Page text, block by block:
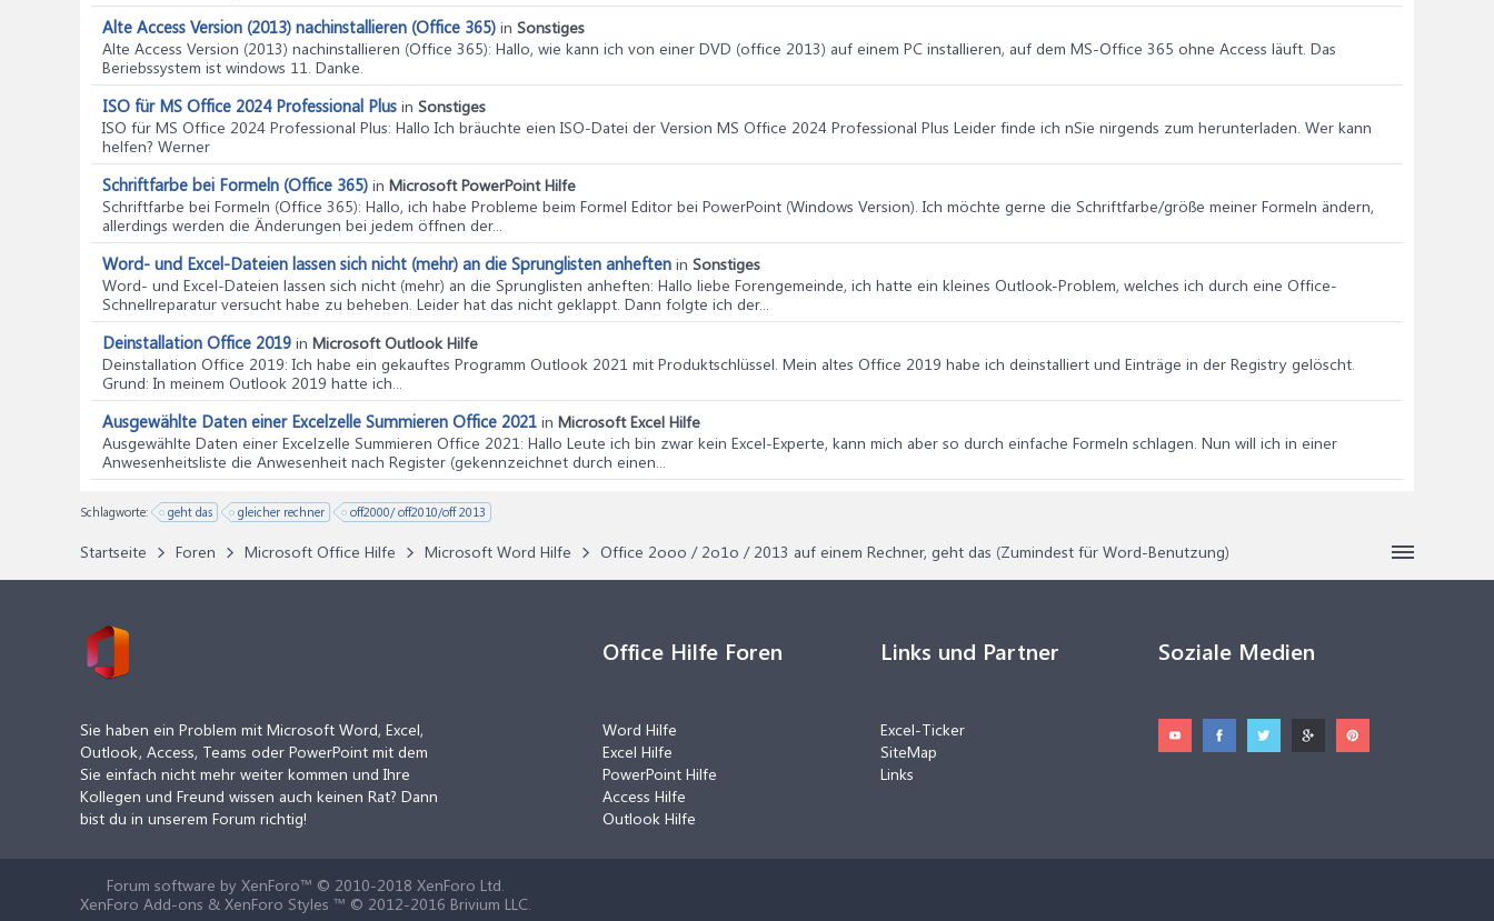
Alte Access Version (2013) nachinstallieren (Office 365) in Sonstiges
Alte Access Version (2013) nachinstallieren (Office 365): Hallo, wie kann ich von einer DVD (office 2013) auf einem PC installieren, auf dem MS-Office 365 ohne Access läuft. Das
Beriebssystem ist windows 11. Danke.
ISO für MS Office 2024 Professional Plus in Sonstiges
ISO für MS Office 2024 Professional Plus: Hallo Ich bräuchte eien ISO-Datei der Version MS Office 2024 Professional Plus Leider finde ich nSie nirgends zum herunterladen. Wer kann
helfen? Werner
Schriftfarbe bei Formeln (Office 365) in Microsoft PowerPoint Hilfe
Schriftfarbe bei Formeln (Office 365): Hallo, ich habe Probleme beim Formel Editor bei PowerPoint (Windows Version). Ich möchte gerne die Schriftfarbe/größe meiner Formeln ändern,
allerdings werden die Änderungen bei jedem öffnen der...
Word- und Excel-Dateien lassen sich nicht (mehr) an die Sprunglisten anheften in Sonstiges
Word- und Excel-Dateien lassen sich nicht (mehr) an die Sprunglisten anheften: Hallo liebe Forengemeinde, ich hatte ein kleines Outlook-Problem, welches ich durch eine Office-
Schnellreparatur versucht habe zu beheben. Leider hat das nicht geklappt. Dann folgte ich der...
Deinstallation Office 2019 in Microsoft Outlook Hilfe
Deinstallation Office 2019: Ich habe ein gekauftes Programm Outlook 2021 mit Produktschlüssel. Mein altes Office 2019 habe ich deinstalliert und Einträge in der Registry gelöscht.
Grund: In meinem Outlook 2019 hatte ich...
Ausgewählte Daten einer Excelzelle Summieren Office 2021 in Microsoft Excel Hilfe
Ausgewählte Daten einer Excelzelle Summieren Office 2021: Hallo Leute ich bin zwar kein Excel-Experte, kann mich aber so durch einfache Formeln schlagen. Nun will ich in einer
Anwesenheitsliste die Anwesenheit nach Register (gekennzeichnet durch einen...
Schlagworte: geht das gleicher rechner off2000/ off2010/off 2013
Startseite Foren Microsoft Office Hilfe Microsoft Word Hilfe Office 2ooo / 2o1o / 2013 auf einem Rechner, geht das (Zumindest für Word-Benutzung)
Sie haben ein Problem mit Microsoft Word, Excel,
Outlook, Access, Teams oder PowerPoint mit dem
Sie einfach nicht mehr weiter kommen und Ihre
Kollegen und Freund wissen auch keinen Rat? Dann
bist du in unserem Forum richtig!
Office Hilfe Foren
Word Hilfe
Excel Hilfe
PowerPoint Hilfe
Access Hilfe
Outlook Hilfe
Links und Partner
Excel-Ticker
SiteMap
Links
Soziale Medien
Forum software by XenForo™ © 2010-2018 XenForo Ltd.
XenForo Add-ons & XenForo Styles ™ © 2012-2016 Brivium LLC.